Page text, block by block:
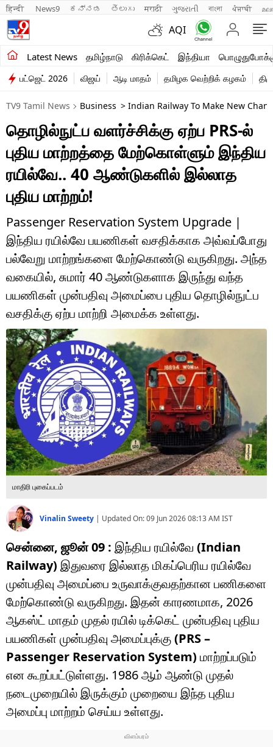
हिन्दी News9 ಕನ್ನಡ తెలుగు मराठी ગુજરાતી বাংলা ਪੰਜਾਬੀ
AQI
Latest News தமிழ்நாடு கிரிக்கெட் இந்தியா
சமீபத்திய செய்திகள்
தமிழ்நாடு
இந்தியா
உலகம்
விளையாட்டு
பொழுதுபோக்கு
லைஃப்ஸ்டைல்
வணிகம்
டெக்னாலஜி
ஆன்மீகம்
வைரல்
ஹெஃல்த்
ஷார்ட் வீடியோஸ்
வலை கதைகள்
போட்டோ கேலரி
பட்ஜெட் 2026 விஜய் ஆடி மாதம் தமிழக வெற்றிக் கழகம்
TV9 Tamil News Business > Indian Railway To Make New
தொழில்நுட்ப வளர்ச்சிக்கு ஏற்ப PRS-ல்
புதிய மாற்றத்தை மேற்கொள்ளும் இந்திய
ரயில்வே.. 40 ஆண்டுகளில் இல்லாத
புதிய மாற்றம்!
Passenger Reservation System Upgrade |
இந்திய ரயில்வே பயணிகள் வசதிக்காக அவ்வப்போது
பல்வேறு மாற்றங்களை மேற்கொண்டு வருகிறது. அந்த
வகையில், சுமார் 40 ஆண்டுகளாக இருந்து வந்த
பயணிகள் முன்பதிவு அமைப்பை புதிய தொழில்நுட்ப
வசதிக்கு ஏற்ப மாற்றி அமைக்க உள்ளது.
மாதிரி புகைப்படம்
Vinalin Sweety | Updated On:09 Jun 2026 08:13 AM IST
சென்னை, ஜூன் 09 : இந்திய ரயில்வே (Indian
Railway) இதுவரை இல்லாத மிகப்பெரிய ரயில்வே
முன்பதிவு அமைப்பை உருவாக்குவதற்கான பணிகளை
மேற்கொண்டு வருகிறது. இதன் காரணமாக, 2026
ஆகஸ்ட் மாதம் முதல் ரயில் டிக்கெட் முன்பதிவு புதிய
பயணிகள் முன்பதிவு அமைப்புக்கு(PRS –
Passenger Reservation System) மாற்றப்படும்
என கூறப்பட்டுள்ளது. 1986 ஆம் ஆண்டு முதல்
நடைமுறையில் இருக்கும் முறையை இந்த புதிய
அமைப்பு மாற்றம் செய்ய உள்ளது.